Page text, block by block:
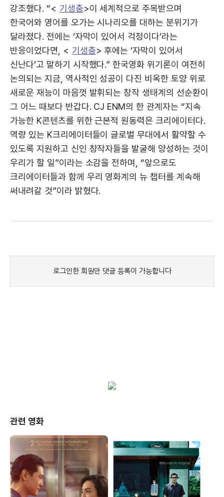
강조했다. “< 기생충>이 세계적으로 주목받으며
한국어와 영어를 오가는 시나리오를 대하는 분위기가
달라졌다. 전에는 ‘자막이 있어서 걱정이다’라는
반응이었다면, < 기생충> 후에는 ‘자막이 있어서
신난다’고 말하기 시작했다.” 한국영화 위기론이 여전히
논의되는 지금, 역사적인 성공이 다진 비옥한 토양 위로
새로운 재능이 마음껏 발휘되는 창작 생태계의 선순환이
그 어느 때보다 반갑다. CJ ENM의 한 관계자는 “지속
가능한 K콘텐츠를 위한 근본적 원동력은 크리에이터다.
역량 있는 K크리에이터들이 글로벌 무대에서 활약할 수
있도록 지원하고 신인 창작자들을 발굴해 양성하는 것이
우리가 할 일”이라는 소감을 전하며, “앞으로도
크리에이터들과 함께 우리 영화계의 뉴 챕터를 계속해
써내려갈 것”이라 밝혔다.
관련 영화